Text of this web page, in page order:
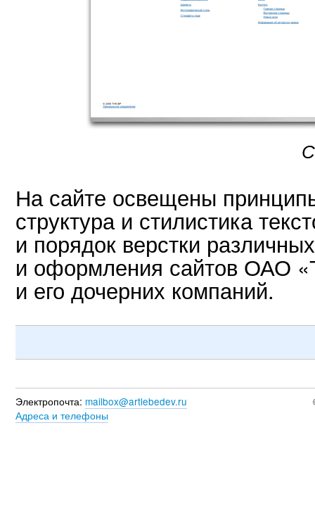
На сайте освещены
структура и стилистика
и порядок верстки
и оформления сайтов ОАО
и его дочерних компаний.
Электропочта: mailbox@artlebedev.ru
Адреса и телефоны